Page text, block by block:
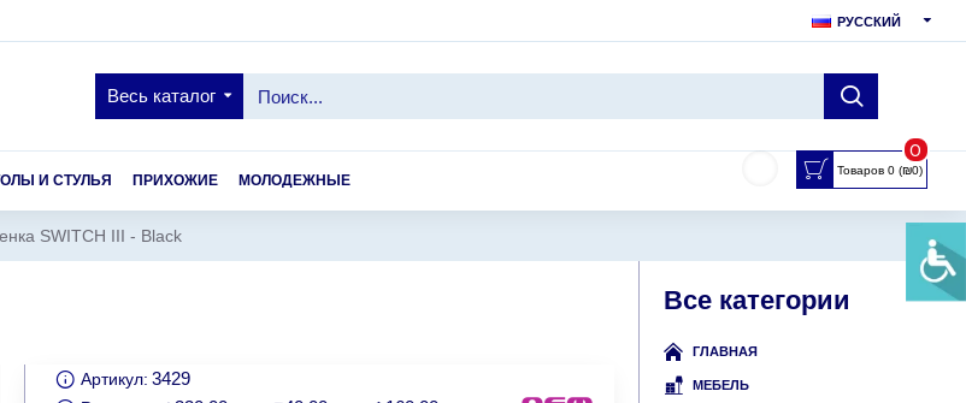
РУССКИЙ
Весь каталог
И СТУЛЬЯ ПРИХОЖИЕ МОЛОДЕЖНЫЕ
Товаров 0 (₪0)
0
SWITCH III - Black
Артикул: 3429
Все категории
ГЛАВНАЯ
МЕБЕЛЬ